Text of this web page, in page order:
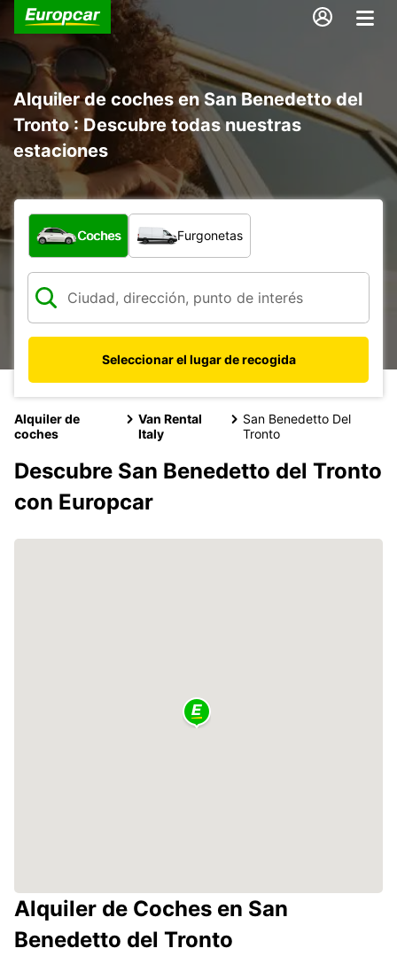
Alquiler de coches en San Benedetto del
Tronto : Descubre todas nuestras
estaciones
¿Qué tipo de vehículo?
Coches Furgonetas
Seleccionar el lugar de recogida
Alquiler de
coches
Van Rental
Italy
San Benedetto Del
Tronto
Descubre San Benedetto del Tronto
con Europcar
Alquiler de Coches en San
Benedetto del Tronto